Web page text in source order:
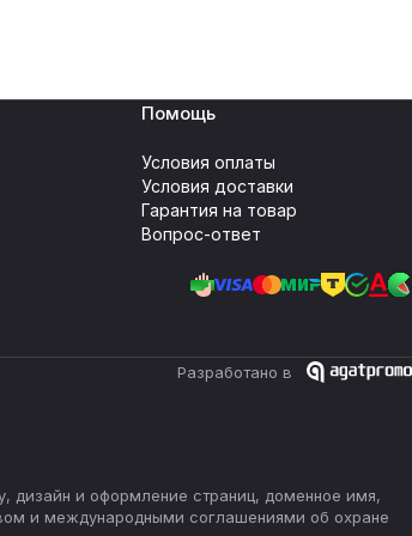
Помощь
Условия оплаты
Условия доставки
Гарантия на товар
Вопрос-ответ
Разработано в
дизайн и оформление страниц, доменное имя,
и международными соглашениями об охране